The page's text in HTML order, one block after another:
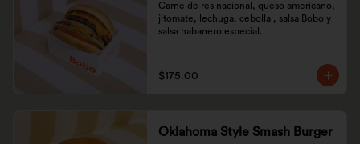
Carne de res nacional, queso americano,
jitomate, lechuga, cebolla , salsa Bobo y
salsa habanero especial.
$175.00
Oklahoma Style Smash Burger